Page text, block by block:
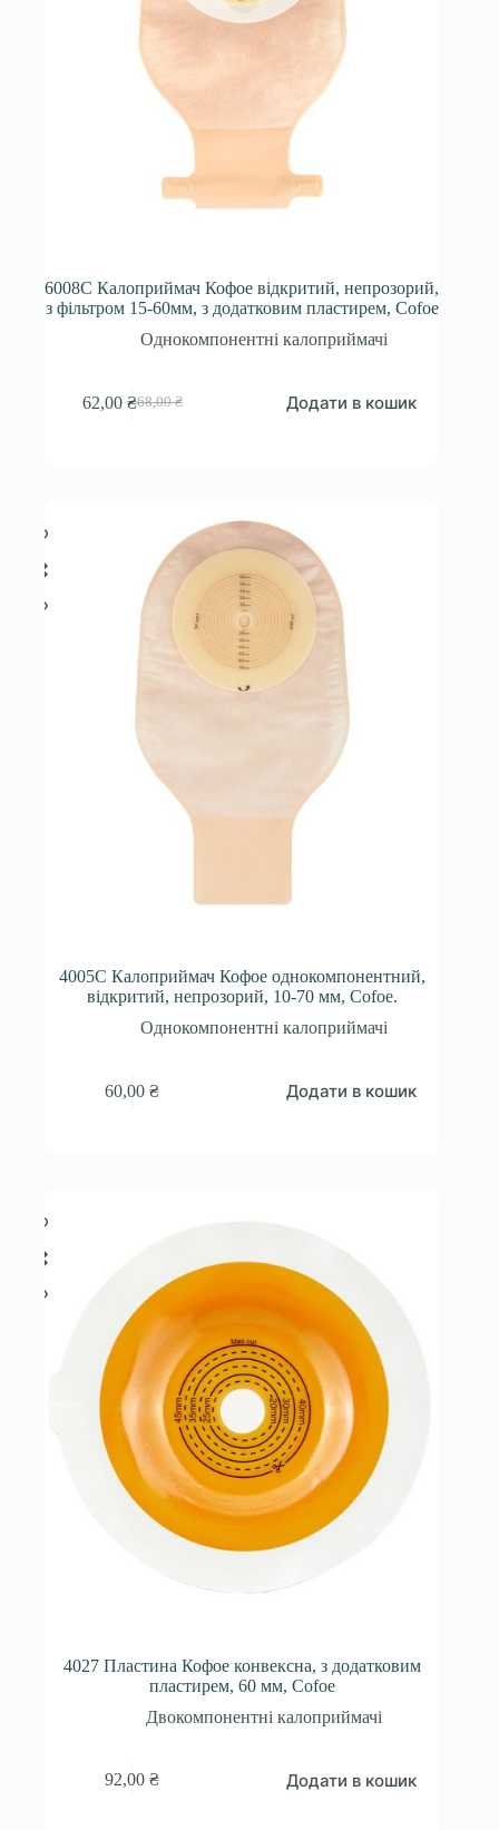
6008C Калоприймач Кофое відкритий, непрозорий,
з фільтром 15-60мм, з додатковим пластирем, Cofoe
Однокомпонентні калоприймачі
68,00₴
Оригінальна
62,00 ₴Поточна
Додати в кошик
4005С Калоприймач Кофое однокомпонентний,
відкритий, непрозорий, 10-70 мм, Cofoe.
Однокомпонентні калоприймачі
60,00₴ Додати в кошик
4027 Пластина Кофое конвексна, з додатковим
пластирем, 60 мм, Cofoe
Двокомпонентні калоприймачі
92,00₴ Додати в кошик